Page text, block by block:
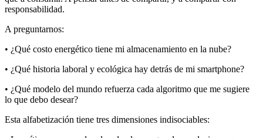
responsabilidad.
A preguntarnos:
• ¿Qué costo energético tiene mi almacenamiento en la nube?
• ¿Qué historia laboral y ecológica hay detrás de mi smartphone?
• ¿Qué modelo del mundo refuerza cada algoritmo que me sugiere
lo que debo desear?
Esta alfabetización tiene tres dimensiones indisociables: